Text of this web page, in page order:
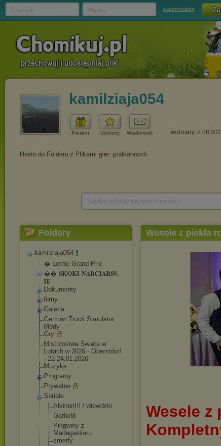
zapomniałem
kamilziaja054
Prezent Ulubiony Wiadomość widziany:
Foldery
kamilziaja054
� Letnie Grand Prix
�� 𝐒𝐊𝐎𝐊𝐈 𝐍𝐀𝐑𝐂𝐈𝐀𝐑𝐒K
𝐈𝐄
Dokumenty
filmy
Galeria
German Truck Simulator
Mody
Gry
Mistrzostwa Świata w
Lotach w 2026 - Oberstdorf
- 22-24.01.2026
Muzyka
Programy
Prywatne
Seriale
Alvinnn!!! I wiewiórki
Garfield
Pingwiny z
Madagaskaru
smerfy
Wesele z piekła
Wesele z